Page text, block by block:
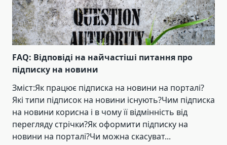
FAQ: Відповіді на найчастіші питання про
підписку на новини
Зміст:Як працює підписка на новини на порталі?
Які типи підписок на новини існують?Чим підписка
на новини корисна і в чому її відмінність від
перегляду стрічки?Як оформити підписку на
новини на порталі?Чи можна скасуват...